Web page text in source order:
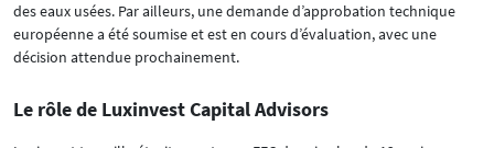
des eaux usées. Par ailleurs, une demande d’approbation technique
européenne a été soumise et est en cours d’évaluation, avec une
décision attendue prochainement.
Le rôle de Luxinvest Capital Advisors